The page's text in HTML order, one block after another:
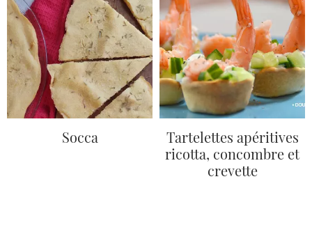
Socca
Tartelettes apéritives
ricotta, concombre et
crevette